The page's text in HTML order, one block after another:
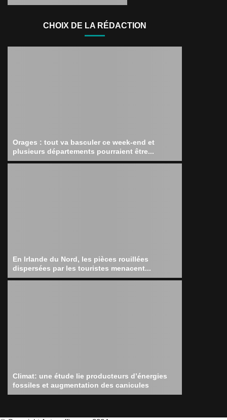
CHOIX DE LA RÉDACTION
Orages : tout va basculer ce week-end et
plusieurs départements pourraient être...
En Irlande du Nord, les pièces rouillées
dispersées par les touristes menacent...
Climat: une étude lie producteurs d’énergies
fossiles et augmentation des canicules